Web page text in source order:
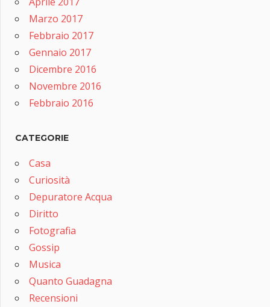
Marzo 2017
Febbraio 2017
Gennaio 2017
Dicembre 2016
Novembre 2016
Febbraio 2016
CATEGORIE
Casa
Curiosità
Depuratore Acqua
Diritto
Fotografia
Gossip
Musica
Quanto Guadagna
Recensioni